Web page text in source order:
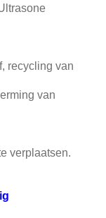
recycling van
van
verplaatsen.